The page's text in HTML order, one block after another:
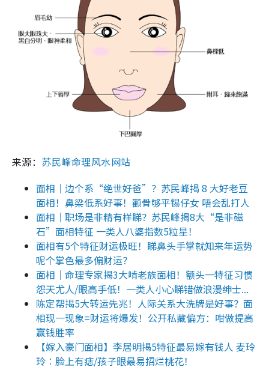
来源： 苏民峰命理风水网站
面相｜边个系“绝世好爸”？苏民峰揭 8 大好老豆
面相！鼻梁低系好事！颧骨够平锡仔女 唔会乱打人
面相｜职场是非精有样睇？苏民峰揭8大“是非磁
石”面相特征 一类人八婆指数5粒星！
面相有5个特征财运极旺！睇鼻头手掌就知来年运势
呢个掌色最多偏财运？
面相｜命理专家揭3大啃老族面相！额头一特征习惯
怨天尤人/眼高手低！一类人小心睇错做浪漫绅士...
陈定帮揭5大转运先兆！人际关系大洗牌是好事？面
相现一现象=财运将爆发！公开私藏偏方：咁做提高
赢钱胜率
【嫁入豪门面相】李居明揭5特征最易嫁有钱人 麦玲
玲︰脸上有痣/孩子眼最易招烂桃花！